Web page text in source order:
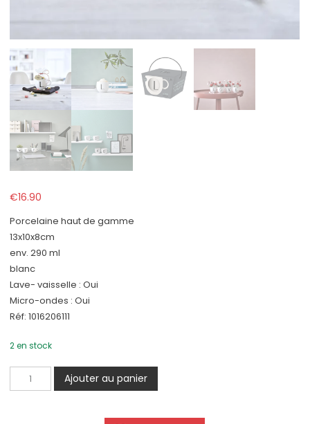
€16.90
Porcelaine haut de gamme
13x10x8cm
env. 290 ml
blanc
Lave- vaisselle : Oui
Micro-ondes : Oui
Réf: 1016206111
2 en stock
quantité
de
Ajouter au panier